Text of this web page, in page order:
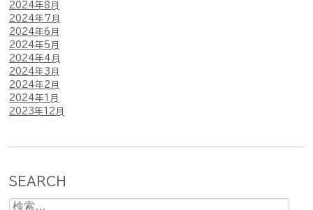
2024年8月
2024年7月
2024年6月
2024年5月
2024年4月
2024年3月
2024年2月
2024年1月
2023年12月
SEARCH
検